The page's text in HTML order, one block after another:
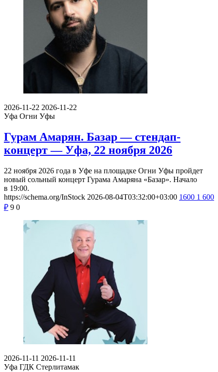
2026-11-22 2026-11-22
Уфа Огни Уфы
Гурам Амарян. Базар — стендап-
концерт — Уфа, 22 ноября 2026
22 ноября 2026 года в Уфе на площадке Огни Уфы пройдет
новый сольный концерт Гурама Амаряна «Базар». Начало
в 19:00.
https://schema.org/InStock 2026-08-04T03:32:00+03:00 1600 1 600
₽ 9 0
2026-11-11 2026-11-11
Уфа ГДК Стерлитамак